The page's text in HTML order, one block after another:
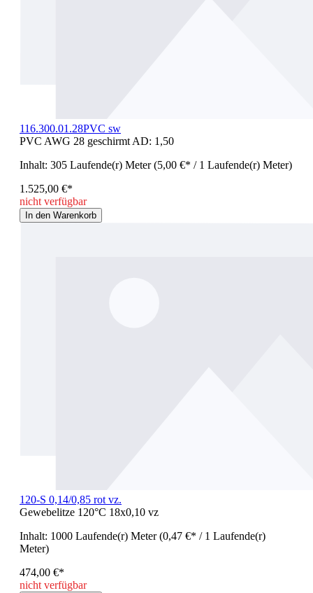
116.300.01.28PVC sw
PVC AWG 28 geschirmt AD: 1,50
Inhalt: 305 Laufende(r) Meter(5,00 €* / 1 Laufende(r) Meter)
1.525,00 €*
nicht verfügbar
In den Warenkorb
120-S 0,14/0,85 rot vz.
Gewebelitze 120°C 18x0,10 vz
Inhalt: 1000 Laufende(r) Meter(0,47 €* / 1 Laufende(r)
Meter)
474,00 €*
nicht verfügbar